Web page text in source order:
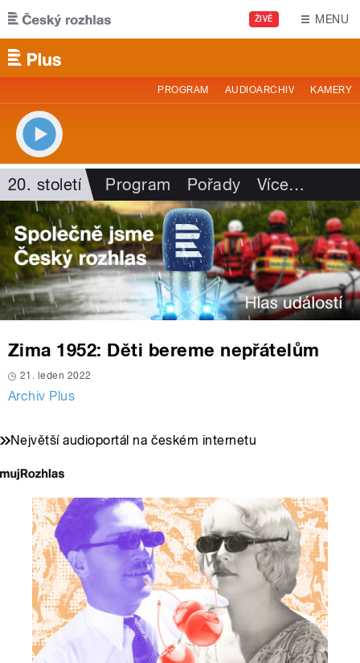
Přejít k hlavnímu obsahu
ŽIVĚ MENU
PROGRAM AUDIOARCHIV KAMERY
20. století Program Pořady Více…
Zima 1952: Děti bereme nepřátelům
21. leden 2022
Archiv Plus
Největší audioportál na českém internetu